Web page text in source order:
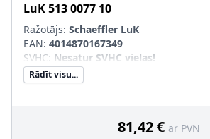
LuK513 0077 10
Ražotājs: Schaeffler LuK
EAN: 4014870167349
SVHC: Nesatur SVHC vielas!
Rādīt visu...
81,42 € ar PVN